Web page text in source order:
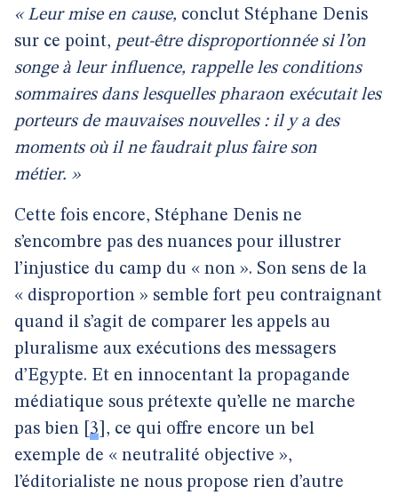
« Leur mise en cause, conclut Stéphane Denis
sur ce point, peut-être disproportionnée si l’on
songe à leur influence, rappelle les conditions
sommaires dans lesquelles pharaon exécutait les
porteurs de mauvaises nouvelles : il y a des
moments où il ne faudrait plus faire son
métier. »
Cette fois encore, Stéphane Denis ne
s’encombre pas des nuances pour illustrer
l’injustice du camp du « non ». Son sens de la
« disproportion » semble fort peu contraignant
quand il s’agit de comparer les appels au
pluralisme aux exécutions des messagers
d’Egypte. Et en innocentant la propagande
médiatique sous prétexte qu’elle ne marche
pas bien 3 , ce qui offre encore un bel
exemple de « neutralité objective »,
l’éditorialiste ne nous propose rien d’autre